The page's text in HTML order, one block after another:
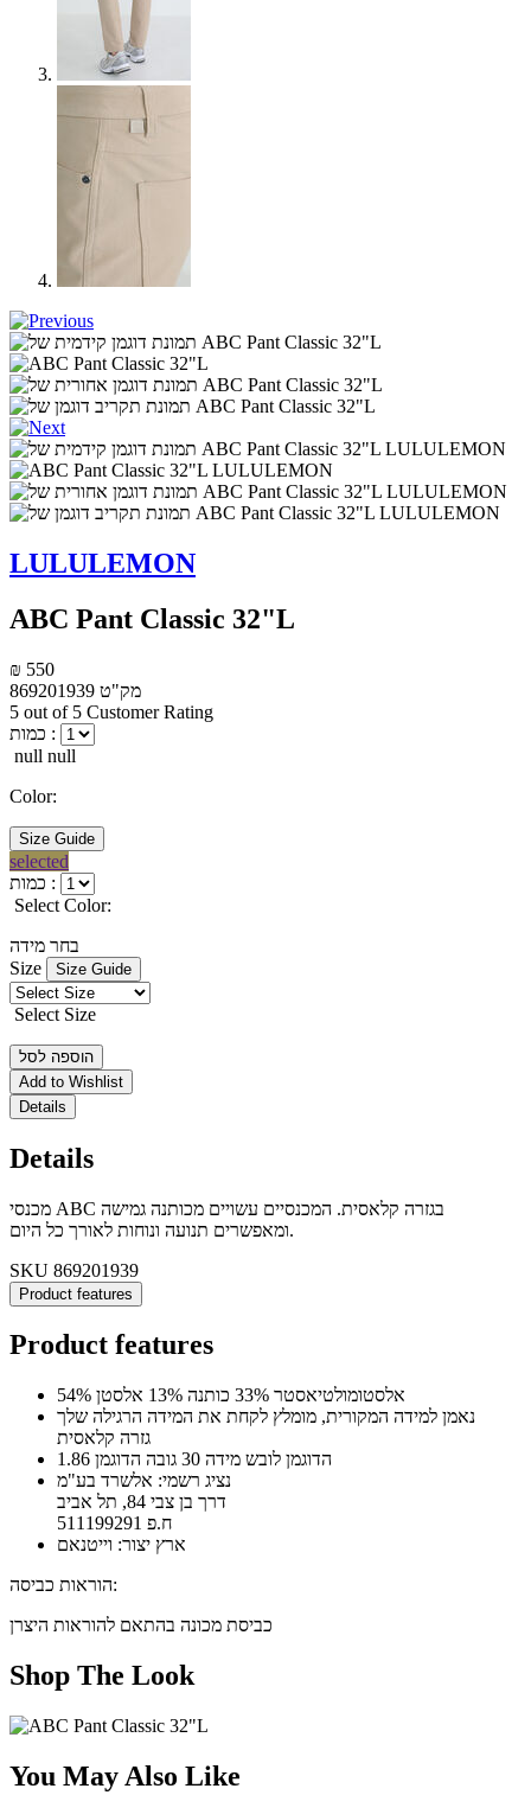
LULULEMON
ABC Pant Classic 32"L
₪ 550
מק"ט 869201939
5 out of 5 Customer Rating
כמות :
null null
Color:
Size Guide
selected
כמות :
Select Color:
בחר מידה
Size
Size Guide
Select Size
הוספה לסל
Add to Wishlist
Details
Details
מכנסי ABC בגזרה קלאסית. המכנסיים עשויים מכותנה גמישה
ומאפשרים תנועה ונוחות לאורך כל היום.
SKU 869201939
Product features
Product features
54% אלסטומולטיאסטר 33% כותנה 13% אלסטן
נאמן למידה המקורית, מומלץ לקחת את המידה הרגילה שלך
גזרה קלאסית
הדוגמן לובש מידה 30 גובה הדוגמן 1.86
נציג רשמי: אלשרד בע"מ
דרך בן צבי 84, תל אביב
ח.פ 511199291
ארץ יצור: וייטנאם
הוראות כביסה:
כביסת מכונה בהתאם להוראות היצרן
Shop The Look
You May Also Like